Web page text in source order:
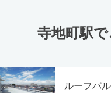
寺地町駅
ルーフバ